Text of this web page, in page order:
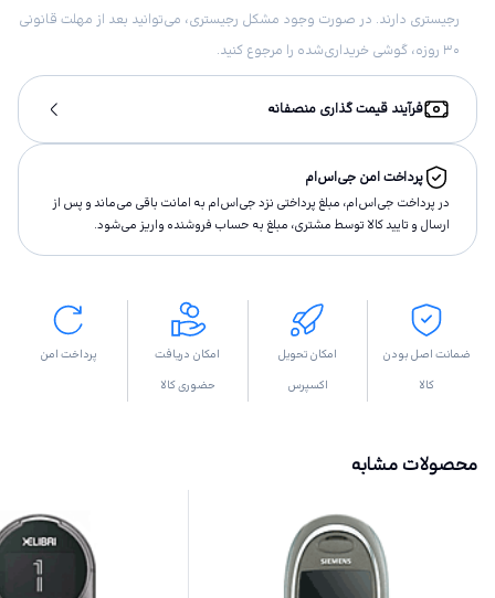
رجیستری دارند. در صورت وجود مشکل رجیستری، می‌توانید بعد از مهلت قانونی
۳۰ روزه، گوشی خریداری‌شده را مرجوع کنید.
فرآیند قیمت گذاری منصفانه
پرداخت امن جی‌اس‌ام
در پرداخت جی‌اس‌ام، مبلغ پرداختى نزد جی‌اس‌ام به امانت باقى مى‌ماند و پس از
ارسال و تاييد كالا توسط مشتری، مبلغ به حساب فروشنده واريز مى‌شود.
ضمانت اصل بودن
کالا
امکان تحویل
اکسپرس
امکان دریافت
حضوری کالا
پرداخت امن
محصولات مشابه